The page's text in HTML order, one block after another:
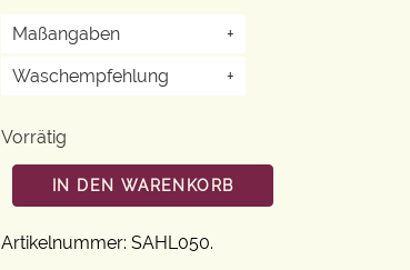
Maßangaben
+
Waschempfehlung
+
Vorrätig
IN DEN WARENKORB
Artikelnummer: SAHL050.